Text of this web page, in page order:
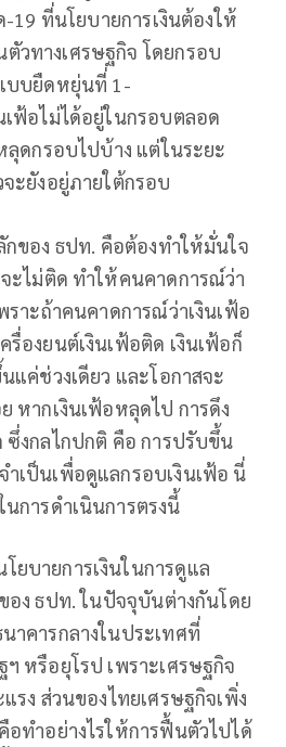
-19 ที่นโยบายการเงินต้องให้
วทางเศรษฐกิจ โดยกรอบ
บบยืดหยุ่นที่ 1-
เฟ้อไม่ได้อยู่ในกรอบตลอด
ลุดกรอบไปบ้าง แต่ในระยะ
ะยังอยู่ภายใต้กรอบ
ของ ธปท. คือต้องทำให้มั่นใจ
จะไม่ติด ทำให้คนคาดการณ์ว่า
ราะถ้าคนคาดการณ์ว่าเงินเฟ้อ
รื่องยนต์เงินเฟ้อติด เงินเฟ้อก็
แค่ช่วงเดียว และโอกาสจะ
หากเงินเฟ้อหลุดไป การดึง
งกลไกปกติ คือ การปรับขึ้น
ำเป็นเพื่อดูแลกรอบเงินเฟ้อ นี่
การดำเนินการตรงนี้
ยบายการเงินในการดูแล
อง ธปท. ในปัจจุบันต่างกันโดย
าคารกลางในประเทศที่
หรือยุโรป เพราะเศรษฐกิจ
รง ส่วนของไทยเศรษฐกิจเพิ่ง
อทำอย่างไรให้การฟื้นตัวไปได้